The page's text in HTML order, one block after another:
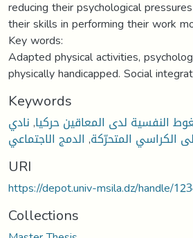
reducing their psychological
their skills in performing their work
Key words:
Adapted physical activities,
physically handicapped. Social
Keywords
النفسية لدى المعاقين حركيا,نادي
الكراسي المتحرّكة, الدمج الاجتماعي
URI
https://depot.univ-msila.dz/handle/
Collections